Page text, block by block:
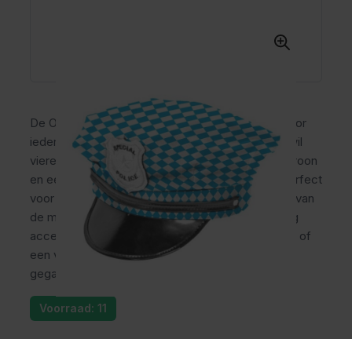
De Oktoberfest Politiepet is het ultieme artikel voor
iedereen die met humor en stijl het Oktoberfest wil
vieren! Met het kenmerkende blauw-witte ruitpatroon
en een opvallend politie embleem, is deze pet perfect
voor feestvierders die zich willen onderscheiden van
de massa. Of je nu op zoek bent naar een grappig
accessoire voor carnaval, een Beiers themafeest of
een verkleedavond: met deze politiepet maak jij
gegarandeerd indruk.
Voorraad: 11